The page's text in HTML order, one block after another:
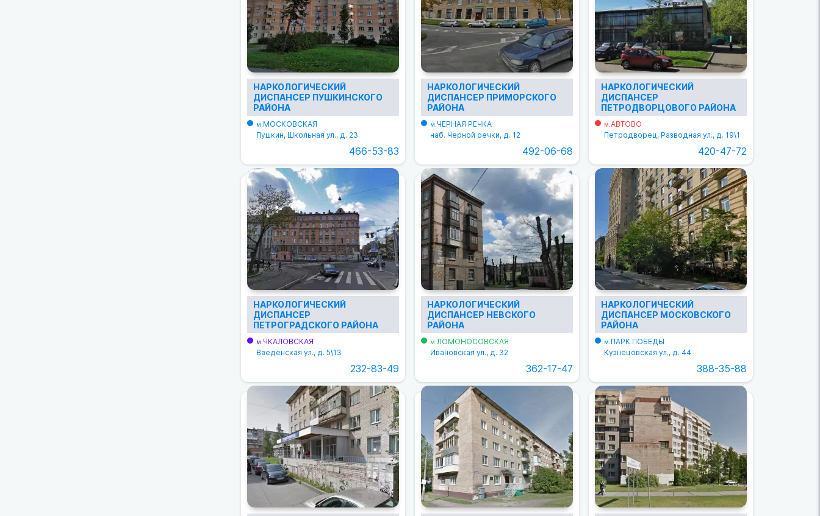
НАРКОЛОГИЧЕСКИЙ
ДИСПАНСЕР ПУШКИНСКОГО
РАЙОНА
м.МОСКОВСКАЯ
Пушкин, Школьная ул., д. 23
466-53-83
НАРКОЛОГИЧЕСКИЙ
ДИСПАНСЕР ПРИМОРСКОГО
РАЙОНА
м.ЧЕРНАЯ РЕЧКА
наб. Черной речки, д. 12
492-06-68
НАРКОЛОГИЧЕСКИЙ
ДИСПАНСЕР
ПЕТРОДВОРЦОВОГО РАЙОНА
м.АВТОВО
Петродворец, Разводная ул., д. 19\1
420-47-72
НАРКОЛОГИЧЕСКИЙ
ДИСПАНСЕР
ПЕТРОГРАДСКОГО РАЙОНА
м.ЧКАЛОВСКАЯ
Введенская ул., д. 5\13
232-83-49
НАРКОЛОГИЧЕСКИЙ
ДИСПАНСЕР НЕВСКОГО
РАЙОНА
м.ЛОМОНОСОВСКАЯ
Ивановская ул., д. 32
362-17-47
НАРКОЛОГИЧЕСКИЙ
ДИСПАНСЕР МОСКОВСКОГО
РАЙОНА
м.ПАРК ПОБЕДЫ
Кузнецовская ул., д. 44
388-35-88